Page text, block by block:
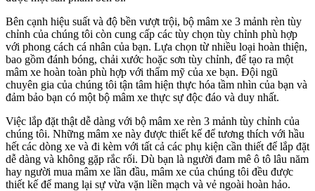
Bên cạnh hiệu suất và độ bền vượt trội, bộ mâm xe 3 mảnh rèn tùy
chỉnh của chúng tôi còn cung cấp các tùy chọn tùy chỉnh phù hợp
với phong cách cá nhân của bạn. Lựa chọn từ nhiều loại hoàn thiện,
bao gồm đánh bóng, chải xước hoặc sơn tùy chỉnh, để tạo ra một
mâm xe hoàn toàn phù hợp với thẩm mỹ của xe bạn. Đội ngũ
chuyên gia của chúng tôi tận tâm hiện thực hóa tầm nhìn của bạn và
đảm bảo bạn có một bộ mâm xe thực sự độc đáo và duy nhất.
Việc lắp đặt thật dễ dàng với bộ mâm xe rèn 3 mảnh tùy chỉnh của
chúng tôi. Những mâm xe này được thiết kế để tương thích với hầu
hết các dòng xe và đi kèm với tất cả các phụ kiện cần thiết để lắp đặt
dễ dàng và không gặp rắc rối. Dù bạn là người đam mê ô tô lâu năm
hay người mua mâm xe lần đầu, mâm xe của chúng tôi đều được
thiết kế để mang lại sự vừa vặn liền mạch và vẻ ngoài hoàn hảo.